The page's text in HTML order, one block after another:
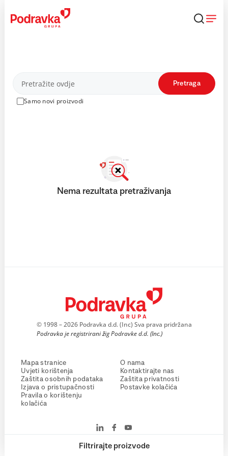
content
Proizvodi
Samo novi proizvodi
Pretraga
Filtrirajte proizvode
Nema rezultata pretraživanja
© 1998 – 2026 Podravka d.d. (Inc) Sva prava pridržana
Podravka je registrirani žig Podravke d.d. (Inc.)
Mapa stranice
Uvjeti korištenja
Zaštita osobnih podataka
Izjava o pristupačnosti
Pravila o korištenju
kolačića
O nama
Kontaktirajte nas
Zaštita privatnosti
Postavke kolačića